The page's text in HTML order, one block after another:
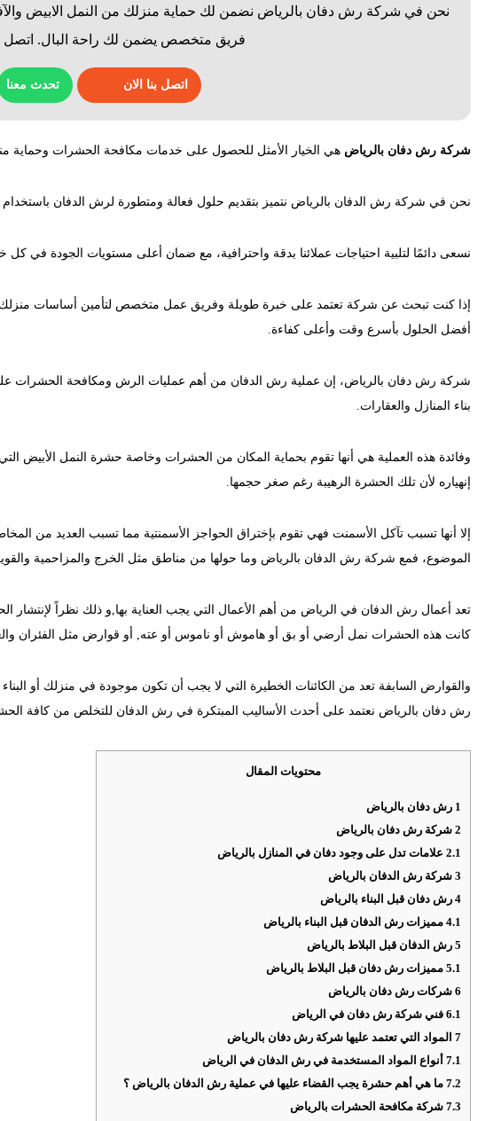
نحن في شركة رش دفان بالرياض نضمن لك حماية منزلك من النمل الابيض
فريق متخصص يضمن لك راحة البال. اتصل
اتصل بنا الان تحدث معنا
شركة رش دفان بالرياض هي الخيار الأمثل للحصول على خدمات مكافحة الحشرات وحماية
نحن في شركة رش الدفان بالرياض نتميز بتقديم حلول فعالة ومتطورة لرش الدفان باستخدام
نسعى دائمًا لتلبية احتياجات عملائنا بدقة واحترافية، مع ضمان أعلى مستويات الجودة في كل
إذا كنت تبحث عن شركة تعتمد على خبرة طويلة وفريق عمل متخصص لتأمين أساسات منزلك من
أفضل الحلول بأسرع وقت وأعلى كفاءة.
شركة رش دفان بالرياض، إن عملية رش الدفان من أهم عمليات الرش ومكافحة الحشرات على
بناء المنازل والعقارات.
وفائدة هذه العملية هي أنها تقوم بحماية المكان من الحشرات وخاصة حشرة النمل الأبيض
إنهياره لأن تلك الحشرة الرهيبة رغم صغر حجمها.
إلا أنها تسبب تآكل الأسمنت فهي تقوم بإختراق الحواجز الأسمنتية مما تسبب العديد من
الموضوع، فمع شركة رش الدفان بالرياض وما حولها من مناطق مثل الخرج والمزاحمية
تعد أعمال رش الدفان في الرياض من أهم الأعمال التي يجب العناية بها,و ذلك نظراً لإنتشار
كانت هذه الحشرات نمل أرضي أو بق أو هاموش أو ناموس أو عته, أو قوارض مثل الفئران
والقوارض السابفة تعد من الكائنات الخطيرة التي لا يجب أن تكون موجودة في منزلك أو
رش دفان بالرياض نعتمد على أحدث الأساليب المبتكرة في رش الدفان للتخلص من كافة
محتويات المقال
1 رش دفان بالرياض
2شركة رش دفان بالرياض
2.1علامات تدل على وجود دفان في المنازل بالرياض
3شركة رش الدفان بالرياض
4رش دفان قبل البناء بالرياض
4.1مميزات رش الدفان قبل البناء بالرياض
5رش الدفان قبل البلاط بالرياض
5.1مميزات رش دفان قبل البلاط بالرياض
6شركات رش دفان بالرياض
6.1فني شركة رش دفان في الرياض
7المواد التي تعتمد عليها شركة رش دفان بالرياض
7.1أنواع المواد المستخدمة في رش الدفان في الرياض
7.2ما هي أهم حشرة يجب القضاء عليها في عملية رش الدفان بالرياض ؟
7.3شركة مكافحة الحشرات بالرياض